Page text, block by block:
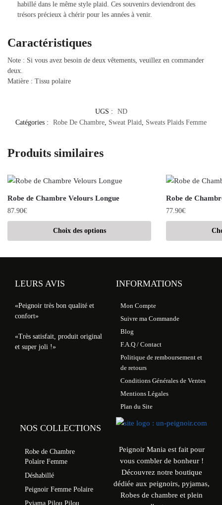
habillé dans le même style plaid. Ces souvenirs deviendront des
trésors précieux à chérir pour les années à venir.
Caractéristiques
Note : Si vous avez besoin de deux vêtements, veuillez en commander
deux.
Matière : Tissu polaire
UGS :
ND
Catégories :
Robe De Chambre Sweat Plaid Sweats Plaids Femme
Produits similaires
Robe de Chambre Velours Longue
87.90€
Choix des options
Robe de
77.90€
LEURS AVIS
«Peignoir très bon qualité et
confort»
«Très satisfait, produit original
et super joli !»
INFORMATIONS
Mon Compte
Suivre ma Commande
Blog
F.A.Q / Contact
Politique de remboursement et
de retours
Conditions Générales de Ventes
Mentions Légales
Plan du Site
NOS COLLECTIONS
Robe de Chambre
Polaire Femme
Déshabillé
Peignoir Femme Polaire
Pyjama Pilou Pilou
Peignoir Mania est fait pour
vous combler de bonheur !
Découvrez notre boutique
dédiée aux peignoirs, pyjamas,
Robes de chambre et plein